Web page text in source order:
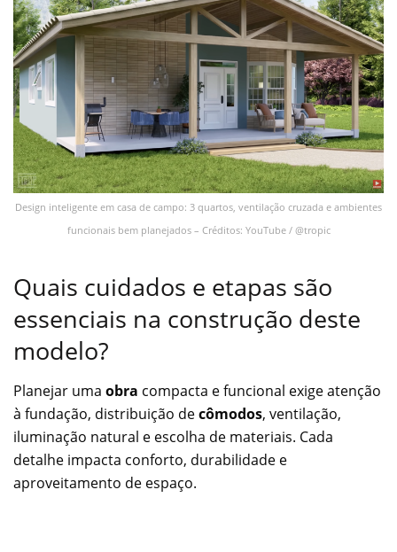
Design inteligente em casa de campo: 3 quartos, ventilação cruzada e ambientes
funcionais bem planejados – Créditos: YouTube / @tropic
Quais cuidados e etapas são
essenciais na construção deste
modelo?
Planejar uma obra compacta e funcional exige atenção
à fundação, distribuição decômodos, ventilação,
iluminação natural e escolha de materiais. Cada
detalhe impacta conforto, durabilidade e
aproveitamento de espaço.